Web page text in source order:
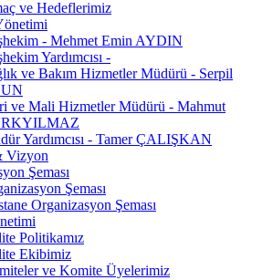
ve Hedeflerimiz
- Mehmet Emin AYDIN
Yardımcısı -
ve Bakım Hizmetler Müdürü - Serpil
ve Mali Hizmetler Müdürü - Mahmut
Yardımcısı - Tamer ÇALIŞKAN
Vizyon
Şeması
Şeması
Organizasyon Şeması
Politikamız
Ekibimiz
ve Komite Üyelerimiz